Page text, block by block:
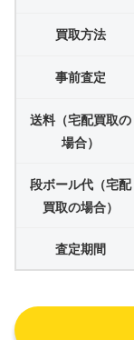
買取方法
事前査定
送料（宅配買取の
場合）
段ボール代（宅配
買取の場合）
査定期間